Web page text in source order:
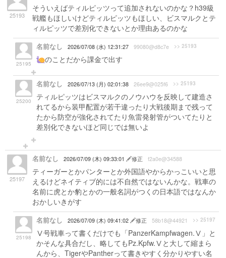
25193
そういえばティルピッツって追加されないのかな？h39級
戦艦もほしいけどティルピッツもほしい、ビスマルクとテ
ィルピッツで差別化できないとか理由あるのかな
25195
名前なし 2026/07/08 (水) 12:31:27 99080@d8c7e >> 25193
のことだから課金で出す
25200
名前なし 2026/07/13 (月) 02:01:38 26ee9@025f6 >> 25193
ティルピッツはビスマルクのノウハウを反映して建造さ
れてるから装甲配置が若干違ったり大戦後期まで残って
たから防空が強化されてたり魚雷発射管がついてたりと
差別化できないほど同じでは無いよ
25197
名前なし 2026/07/09 (木) 09:33:01 修正 f2a0e@34588
ティーガーとかパンターとか外国語やからかっこいいと思
えるけどネイティブ的には不自然ではないんかな。戦車の
名前に虎とか豹とかの一般名詞がつくの日本語ではなんか
おかしいきがす
25198
名前なし 2026/07/09 (木) 09:41:02 修正 58b18@44921 >> 25197
Ⅴ号戦車って書くだけでも「PanzerKampfwagen.Ⅴ」と
かそんな具合だし、略してもPz.Kpfw.Ⅴと大して縮まら
んから、TigerやPantherって書きやすく分かりやすい名